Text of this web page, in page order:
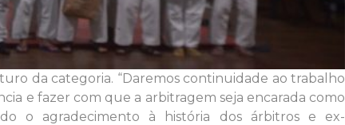
da categoria. “Daremos continuidade ao trabalho
e fazer com que a arbitragem seja encarada como
o agradecimento à história dos árbitros e ex-